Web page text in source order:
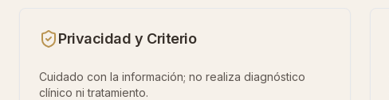
Privacidad y Criterio
Cuidado con la información; no realiza diagnóstico
clínico ni tratamiento.